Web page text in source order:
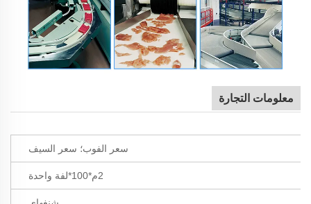
معلومات التجارة
سعر الفوب؛ سعر السيف
2م*100*لفة واحدة